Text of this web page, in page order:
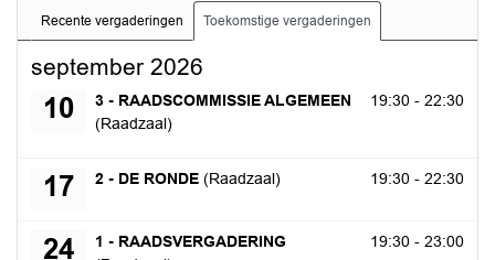
Recente vergaderingen Toekomstige vergaderingen
september 2026
10
3 - RAADSCOMMISSIE ALGEMEEN
(Raadzaal)
donderdag 10 september 2026 19:30 - 22:30
17 2 - DE RONDE (Raadzaal)
donderdag 17 september 2026 19:30 - 22:30
24
1 - RAADSVERGADERING
donderdag 24 september 2026 19:30 - 23:00